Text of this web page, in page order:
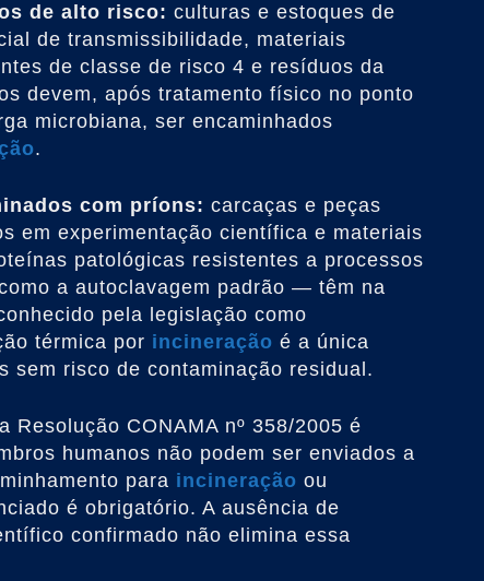
de alto risco: culturas e estoques de
de transmissibilidade, materiais
de classe de risco 4 e resíduos da
devem, após tratamento físico no ponto
microbiana, ser encaminhados
.
com príons: carcaças e peças
em experimentação científica e materiais
patológicas resistentes a processos
a autoclavagem padrão — têm na
pela legislação como
térmica por incineração é a única
sem risco de contaminação residual.
a Resolução CONAMA nº 358/2005 é
humanos não podem ser enviados a
para incineração ou
é obrigatório. A ausência de
confirmado não elimina essa